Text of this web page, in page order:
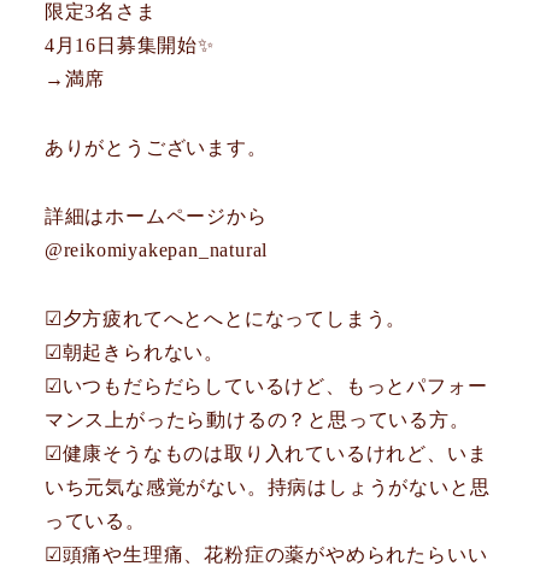
限定3名さま
4月16日募集開始✨
→満席
ありがとうございます。
詳細はホームページから
@reikomiyakepan_natural
☑︎夕方疲れてへとへとになってしまう。
☑︎朝起きられない。
☑︎いつもだらだらしているけど、もっとパフォー
マンス上がったら動けるの？と思っている方。
☑︎健康そうなものは取り入れているけれど、いま
いち元気な感覚がない。持病はしょうがないと思
っている。
☑︎頭痛や生理痛、花粉症の薬がやめられたらいい